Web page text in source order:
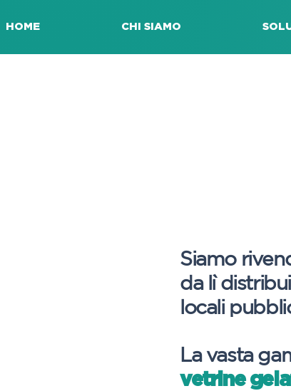
HOME CHI SIAMO
Siamo
da lì
locali
La vasta
vetrine